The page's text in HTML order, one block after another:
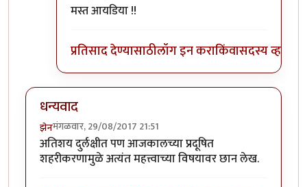
In reply toहो, नक्की!
मस्त आयडिया !!
प्रतिसाद देण्यासाठीलॉग इन कराकिंवासदस्य व्हा
धन्यवाद
झेनमंगळवार, 29/08/2017 21:51
अतिशय दुर्लक्षीत पण आजकालच्या प्रदूषित
शहरीकरणामुळे अत्यंत महत्त्वाच्या विषयावर छान लेख.